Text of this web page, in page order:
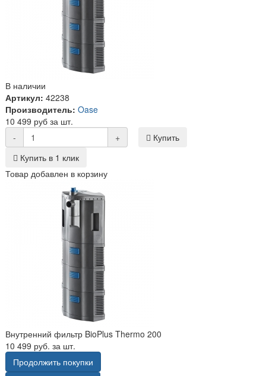
В наличии
Артикул: 42238
Производитель: Oase
10 499 руб за шт.
-
+
Купить
Купить в 1 клик
Товар добавлен в корзину
Внутренний фильтр BioPlus Thermo 200
10 499 руб. за шт.
Продолжить покупки